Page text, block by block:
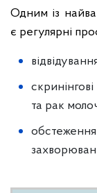
Одним із
є регулярні
та рак